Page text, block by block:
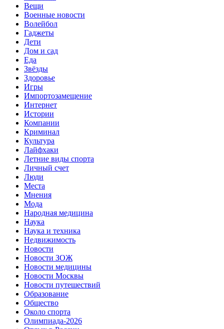
Вещи
Военные новости
Волейбол
Гаджеты
Дети
Дом и сад
Еда
Звёзды
Здоровье
Игры
Импортозамещение
Интернет
Истории
Компании
Криминал
Культура
Лайфхаки
Летние виды спорта
Личный счет
Люди
Места
Мнения
Мода
Народная медицина
Наука
Наука и техника
Недвижимость
Новости
Новости ЗОЖ
Новости медицины
Новости Москвы
Новости путешествий
Образование
Общество
Около спорта
Олимпиада-2026